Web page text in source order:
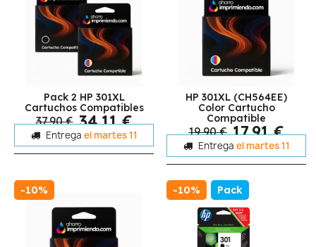
Pack 2 HP 301XL
Cartuchos Compatibles
37,90 € 34,11 €
Entrega el martes 11
HP 301XL (CH564EE)
Color Cartucho
Compatible
19,90 € 17,91 €
Entrega el martes 11
-10% -10% Pack